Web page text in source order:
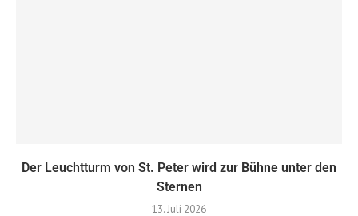
Der Leuchtturm von St. Peter wird zur Bühne unter den
Sternen
13. Juli 2026